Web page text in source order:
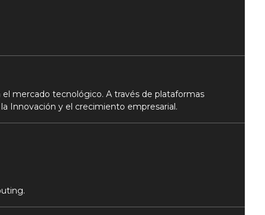
mercado tecnológico. A través de plataformas
Innovación y el crecimiento empresarial.